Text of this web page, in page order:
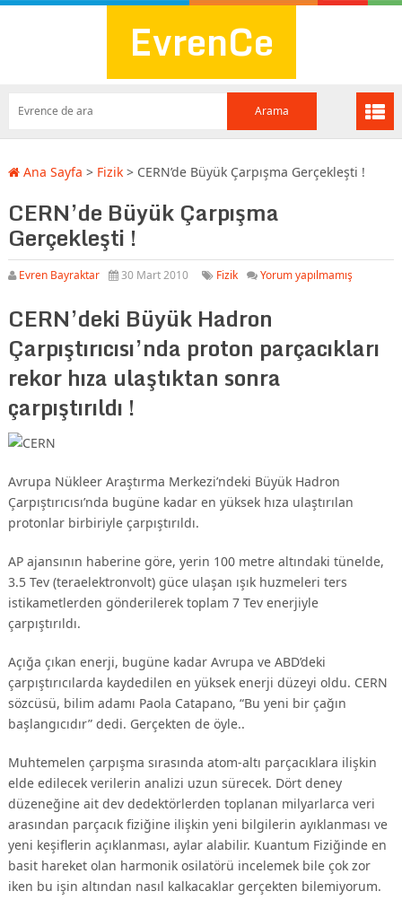
EvrenCe
Ana Sayfa > Fizik> CERN’de Büyük Çarpışma Gerçekleşti !
CERN’de Büyük Çarpışma
Gerçekleşti !
Evren Bayraktar 30 Mart 2010 Fizik Yorum yapılmamış
CERN’deki Büyük Hadron
Çarpıştırıcısı’nda proton parçacıkları
rekor hıza ulaştıktan sonra
çarpıştırıldı !
Avrupa Nükleer Araştırma Merkezi’ndeki Büyük Hadron
Çarpıştırıcısı’nda bugüne kadar en yüksek hıza ulaştırılan
protonlar birbiriyle çarpıştırıldı.
AP ajansının haberine göre, yerin 100 metre altındaki tünelde,
3.5 Tev (teraelektronvolt) güce ulaşan ışık huzmeleri ters
istikametlerden gönderilerek toplam 7 Tev enerjiyle
çarpıştırıldı.
Açığa çıkan enerji, bugüne kadar Avrupa ve ABD’deki
çarpıştırıcılarda kaydedilen en yüksek enerji düzeyi oldu. CERN
sözcüsü, bilim adamı Paola Catapano, “Bu yeni bir çağın
başlangıcıdır” dedi. Gerçekten de öyle..
Muhtemelen çarpışma sırasında atom-altı parçacıklara ilişkin
elde edilecek verilerin analizi uzun sürecek. Dört deney
düzeneğine ait dev dedektörlerden toplanan milyarlarca veri
arasından parçacık fiziğine ilişkin yeni bilgilerin ayıklanması ve
yeni keşiflerin açıklanması, aylar alabilir. Kuantum Fiziğinde en
basit hareket olan harmonik osilatörü incelemek bile çok zor
iken bu işin altından nasıl kalkacaklar gerçekten bilemiyorum.